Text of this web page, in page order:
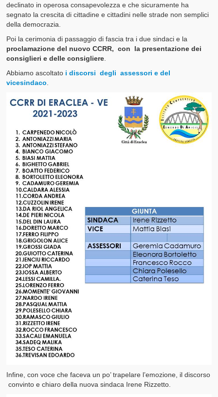
declinato in operosa consapevolezza e che sicuramente ha
segnato la crescita di cittadine e cittadini nelle strade non semplici
della democrazia.
Poi la cerimonia di passaggio di fascia tra i due sindaci e la
proclamazione del nuovo CCRR, con la presentazione dei
consiglieri e delle consigliere
Abbiamo ascoltato i discorsi degli assessori e del
vicesindaco
Infine, con voce che faceva un po’ trapelare l’emozione, il discorso
convinto e chiaro della nuova sindaca Irene Rizzetto.